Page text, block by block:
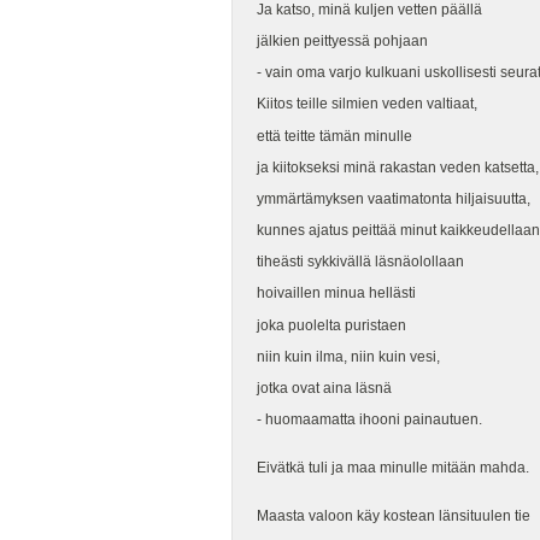
Ja katso, minä kuljen vetten päällä
jälkien peittyessä pohjaan
- vain oma varjo kulkuani uskollisesti
Kiitos teille silmien veden valtiaat,
että teitte tämän minulle
ja kiitokseksi minä rakastan veden katsetta,
ymmärtämyksen vaatimatonta hiljaisuutta,
kunnes ajatus peittää minut
tiheästi sykkivällä läsnäolollaan
hoivaillen minua hellästi
joka puolelta puristaen
niin kuin ilma, niin kuin vesi,
jotka ovat aina läsnä
- huomaamatta ihooni painautuen.
Eivätkä tuli ja maa minulle mitään mahda.
Maasta valoon käy kostean länsituulen tie